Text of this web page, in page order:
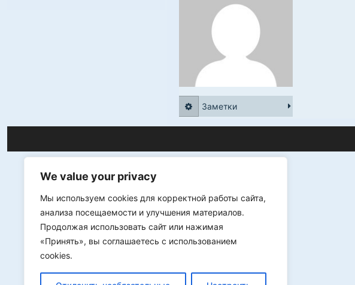
We value your privacy
Мы используем cookies для корректной работы сайта,
анализа посещаемости и улучшения материалов.
Продолжая использовать сайт или нажимая
«Принять», вы соглашаетесь с использованием
cookies.
Заметки